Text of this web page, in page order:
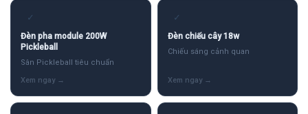
✓
Đèn pha module 200W
Pickleball
Sân Pickleball tiêu chuẩn
✓
Đèn chiếu cây 18w
Chiếu sáng cảnh quan